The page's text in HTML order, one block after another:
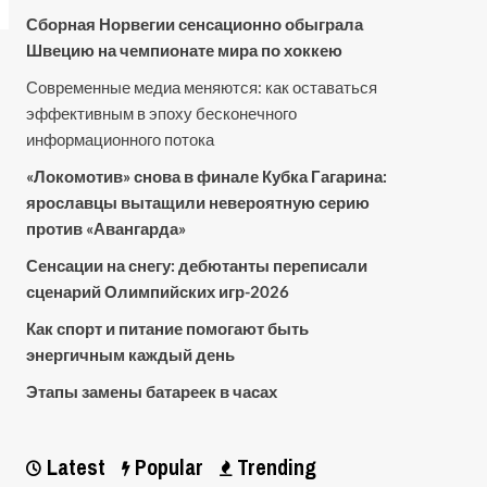
Сборная Норвегии сенсационно обыграла
Швецию на чемпионате мира по хоккею
Современные медиа меняются: как оставаться
эффективным в эпоху бесконечного
информационного потока
«Локомотив» снова в финале Кубка Гагарина:
ярославцы вытащили невероятную серию
против «Авангарда»
Сенсации на снегу: дебютанты переписали
сценарий Олимпийских игр-2026
Как спорт и питание помогают быть
энергичным каждый день
Этапы замены батареек в часах
Latest Popular Trending